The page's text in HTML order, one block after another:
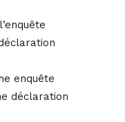
enquête
déclaration